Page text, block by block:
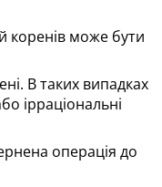
коренів може бути
В таких випадках
ірраціональні
операція до